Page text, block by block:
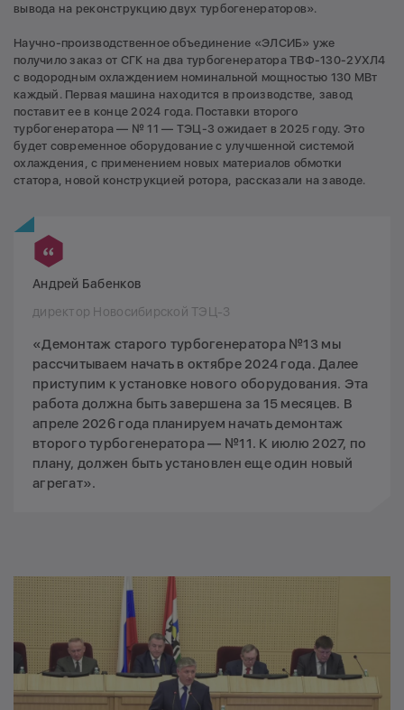
вывода на реконструкцию двух турбогенераторов».
Научно-производственное объединение «ЭЛСИБ» уже
получило заказ от СГК на два турбогенератора ТВФ-130-2УХЛ4
с водородным охлаждением номинальной мощностью 130 МВт
каждый. Первая машина находится в производстве, завод
поставит ее в конце 2024 года. Поставки второго
турбогенератора — № 11 — ТЭЦ-3 ожидает в 2025 году. Это
будет современное оборудование с улучшенной системой
охлаждения, с применением новых материалов обмотки
статора, новой конструкцией ротора, рассказали на заводе.
Андрей Бабенков
директор Новосибирской ТЭЦ-3
«Демонтаж старого турбогенератора №13 мы
рассчитываем начать в октябре 2024 года. Далее
приступим к установке нового оборудования. Эта
работа должна быть завершена за 15 месяцев. В
апреле 2026 года планируем начать демонтаж
второго турбогенератора — №11. К июлю 2027, по
плану, должен быть установлен еще один новый
агрегат».